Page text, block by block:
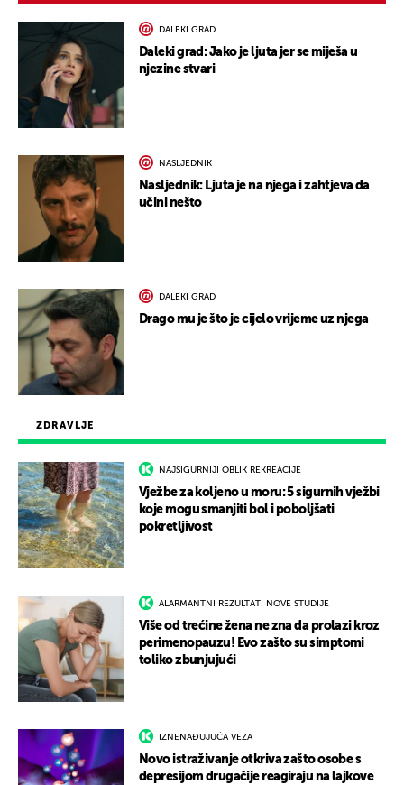
ZDRAVLJE
NAJSIGURNIJI OBLIK REKREACIJE
Vježbe za koljeno u moru: 5 sigurnih vježbi
koje mogu smanjiti bol i poboljšati
pokretljivost
ALARMANTNI REZULTATI NOVE STUDIJE
Više od trećine žena ne zna da prolazi kroz
perimenopauzu! Evo zašto su simptomi
toliko zbunjujući
IZNENAĐUJUĆA VEZA
Novo istraživanje otkriva zašto osobe s
depresijom drugačije reagiraju na lajkove
DALEKI GRAD
Daleki grad: Jako je ljuta jer se miješa u
njezine stvari
NASLJEDNIK
Nasljednik: Ljuta je na njega i zahtjeva da
učini nešto
DALEKI GRAD
Drago mu je što je cijelo vrijeme uz njega